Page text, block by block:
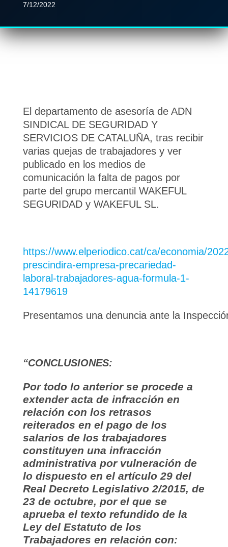
7/12/2022
El departamento de asesoría de ADN
SINDICAL DE SEGURIDAD Y
SERVICIOS DE CATALUÑA, tras recibir
varias quejas de trabajadores y ver
publicado en los medios de
comunicación la falta de pagos por
parte del grupo mercantil WAKEFUL
SEGURIDAD y WAKEFUL SL.
https://www.elperiodico.cat/ca/economia/
prescindira-empresa-precariedad-
laboral-trabajadores-agua-formula-1-
14179619
Presentamos una denuncia ante la
“CONCLUSIONES:
Por todo lo anterior se procede a
extender acta de infracción en
relación con los retrasos
reiterados en el pago de los
salarios de los trabajadores
constituyen una infracción
administrativa por vulneración de
lo dispuesto en el artículo 29 del
Real Decreto Legislativo 2/2015, de
23 de octubre, por el que se
aprueba el texto refundido de la
Ley del Estatuto de los
Trabajadores en relación con: